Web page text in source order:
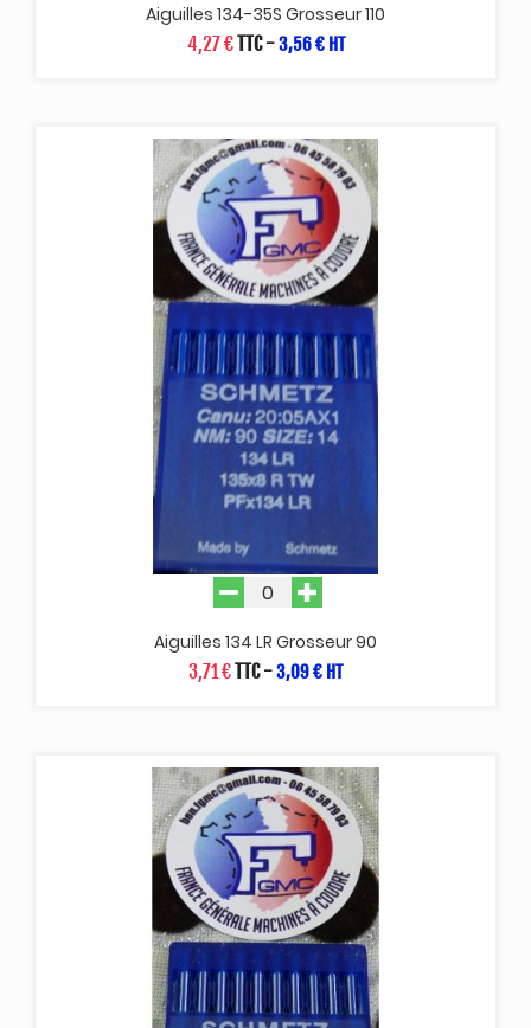
Aiguilles 134-35S Grosseur 110
4,27 €TTC-3,56 € HT
Aiguilles 134 LR Grosseur 90
3,71 €TTC-3,09 € HT